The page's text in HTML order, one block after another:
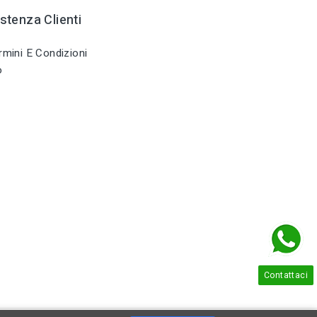
Clienti
E Condizioni
Contattaci